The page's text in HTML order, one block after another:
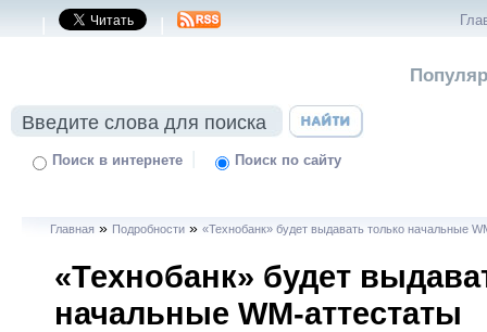
| |
Поиск в интернете | Поиск по сайту
Главная » Подробности »«Технобанк» будет выдавать только начальные
«Технобанк» будет
начальные WM-аттестаты